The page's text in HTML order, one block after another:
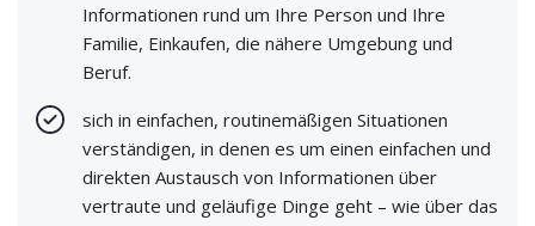
Informationen rund um Ihre Person und Ihre
Familie, Einkaufen, die nähere Umgebung und
Beruf.
sich in einfachen, routinemäßigen Situationen
verständigen, in denen es um einen einfachen und
direkten Austausch von Informationen über
vertraute und geläufige Dinge geht – wie über das